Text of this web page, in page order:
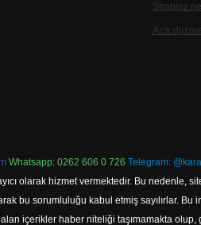
Straplez
Azık
Whatsapp: 0262 606 0 726 Telegram:
olarak hizmet vermektedir. Bu nedenle,
bu sorumluluğu kabul etmiş sayılırlar.
içerikler haber niteliği taşımamakta